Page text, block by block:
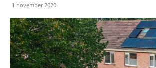
1 november 2020